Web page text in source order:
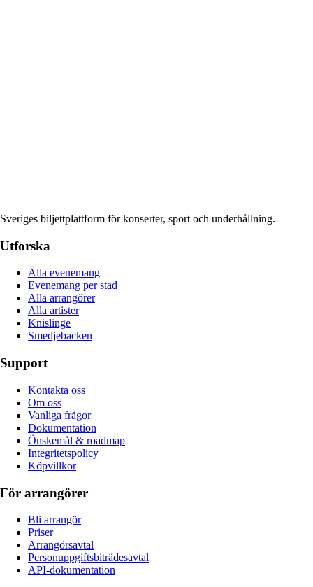
Sveriges biljettplattform för konserter, sport och underhållning.
Utforska
Alla evenemang
Evenemang per stad
Alla arrangörer
Alla artister
Knislinge
Smedjebacken
Support
Kontakta oss
Om oss
Vanliga frågor
Dokumentation
Önskemål & roadmap
Integritetspolicy
Köpvillkor
För arrangörer
Bli arrangör
Priser
Arrangörsavtal
Personuppgiftsbiträdesavtal
API-dokumentation